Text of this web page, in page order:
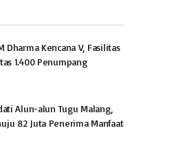
Dharma Kencana V, Fasilitas
1.400 Penumpang
Alun-alun Tugu Malang,
82 Juta Penerima Manfaat